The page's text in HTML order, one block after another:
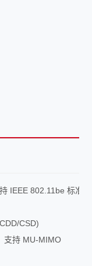
IEEE 802.11be 标准
CSD)
支持 MU-MIMO